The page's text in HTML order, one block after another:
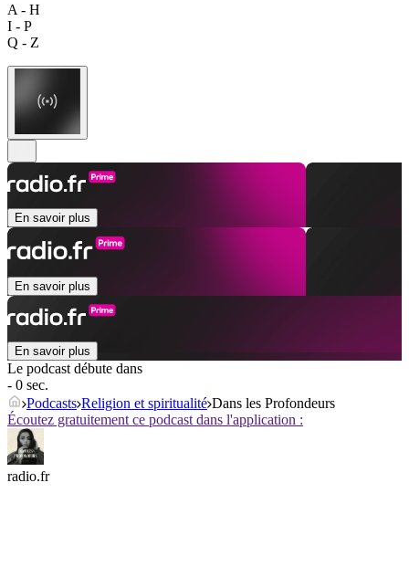
A - H
I - P
Q - Z
En savoir plus
En savoir plus
En savoir plus
Le podcast débute dans
- 0 sec.
Podcasts Religion et spiritualité Dans les Profondeurs
Écoutez gratuitement ce podcast dans l'application :
radio.fr